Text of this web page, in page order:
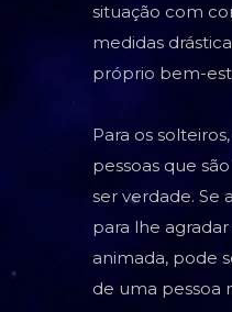
situação com
medidas
próprio bem-
Para os
pessoas que
ser verdade. Se
para lhe
animada, pode
de uma pessoa